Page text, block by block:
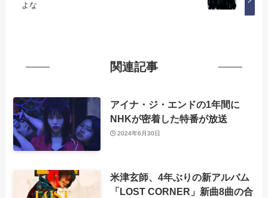
よな
関連記事
アイナ・ジ・エンドの1年間に
NHKが密着した特番が放送
2024年6月30日
米津玄師、4年ぶりの新アルバム
「LOST CORNER」新曲8曲の合